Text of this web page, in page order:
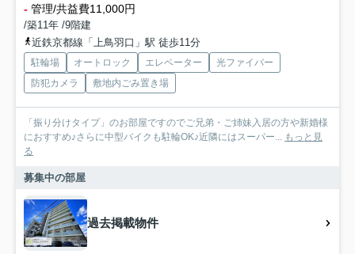
- 管理/共益費11,000円
/築11年 /9階建
近鉄京都線「上鳥羽口」駅 徒歩11分
駐輪場 オートロック エレベーター
光ファイバー
防犯カメラ
敷地内ごみ置き場
「振り分けタイプ」のお部屋ですのでご兄弟・ご姉妹入居の方や新婚様
におすすめ♪さらに中型バイクも駐輪OK♪近隣にはスーパー... もっと見
る
募集中の部屋
過去掲載物件